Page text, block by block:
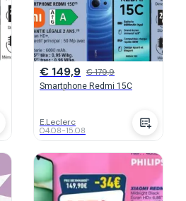
€ 149,9 € 179,9
Smartphone Redmi 15C
E.Leclerc
04.08-15.08